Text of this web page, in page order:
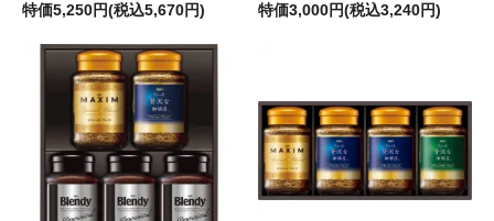
特価5,250円(税込5,670円)
特価3,000円(税込3,240円)